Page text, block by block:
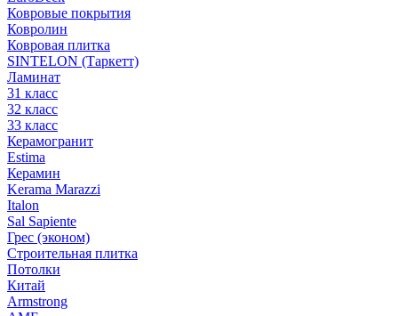
Ковровые покрытия
Ковролин
Ковровая плитка
SINTELON (Таркетт)
Ламинат
31 класс
32 класс
33 класс
Керамогранит
Estima
Керамин
Kerama Marazzi
Italon
Sal Sapiente
Грес (эконом)
Строительная плитка
Потолки
Китай
Armstrong